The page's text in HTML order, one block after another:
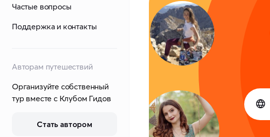
Частые вопросы
Поддержка и контакты
Авторам путешествий
Организуйте собственный
тур вместе с Клубом Гидов
Стать автором